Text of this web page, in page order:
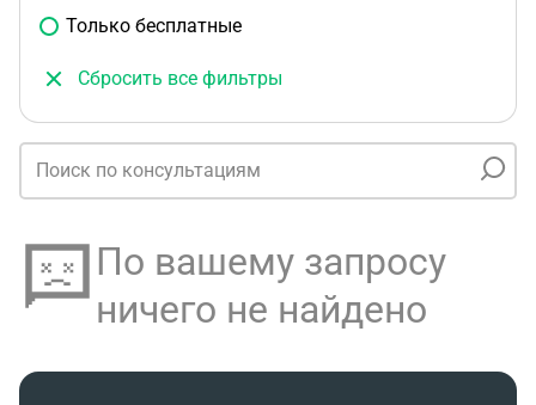
Только бесплатные
Сбросить все фильтры
По вашему запросу
ничего не найдено